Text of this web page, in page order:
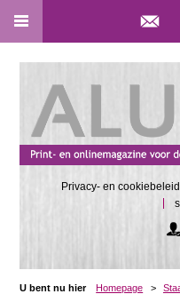
Privacy- en
U bent nu hier Homepage >